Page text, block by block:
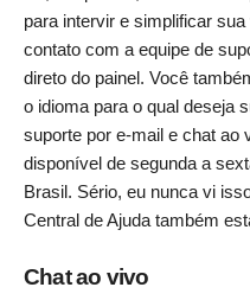
para intervir e simplificar
contato com a equipe de
direto do painel. Você
o idioma para o qual deseja
suporte por e-mail e chat ao
disponível de segunda a
Brasil. Sério, eu nunca vi
Central de Ajuda também
Chat ao vivo